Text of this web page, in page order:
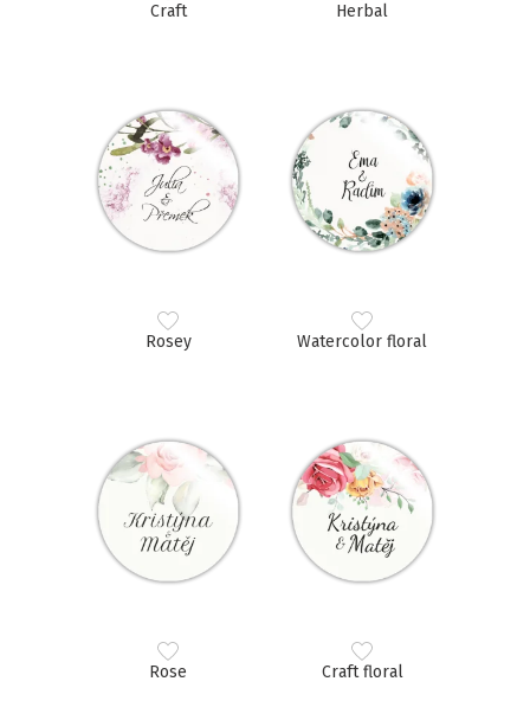
Craft Herbal
Rosey Watercolor floral
Rose Craft floral